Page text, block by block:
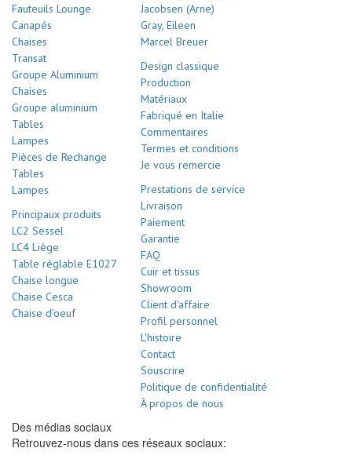
Fauteuils Lounge
Canapés
Chaises
Transat
Groupe Aluminium
Chaises
Groupe aluminium
Tables
Lampes
Pièces de Rechange
Tables
Lampes
Principaux produits
LC2 Sessel
LC4 Liège
Table réglable E1027
Chaise longue
Chaise Cesca
Chaise d’oeuf
Jacobsen (Arne)
Gray, Eileen
Marcel Breuer
Design classique
Production
Matériaux
Fabriqué en Italie
Commentaires
Termes et conditions
Je vous remercie
Prestations de service
Livraison
Paiement
Garantie
FAQ
Cuir et tissus
Showroom
Client d'affaire
Profil personnel
L'histoire
Contact
Souscrire
Politique de confidentialité
À propos de nous
Des médias sociaux
Retrouvez-nous dans ces réseaux sociaux: